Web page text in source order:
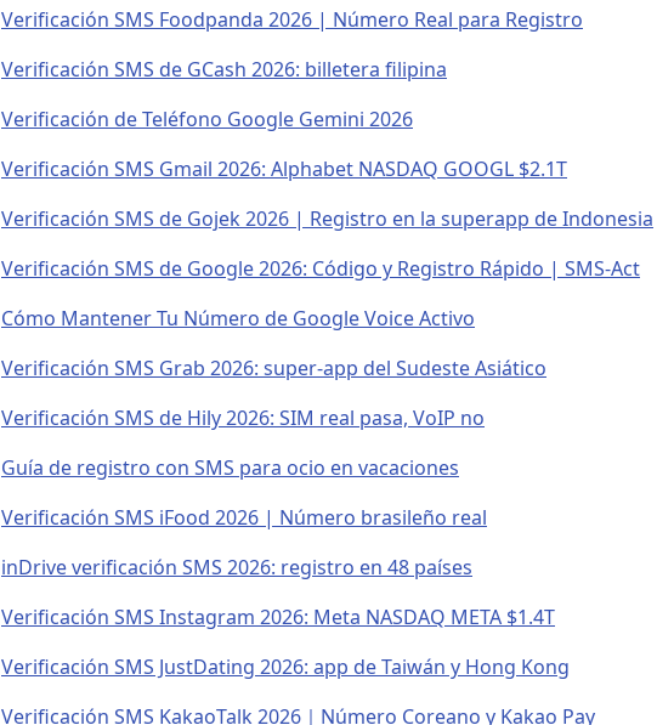
Verificación SMS Foodpanda 2026 | Número Real para Registro
Verificación SMS de GCash 2026: billetera filipina
Verificación de Teléfono Google Gemini 2026
Verificación SMS Gmail 2026: Alphabet NASDAQ GOOGL $2.1T
Verificación SMS de Gojek 2026 | Registro en la superapp de Indonesia
Verificación SMS de Google 2026: Código y Registro Rápido | SMS-Act
Cómo Mantener Tu Número de Google Voice Activo
Verificación SMS Grab 2026: super-app del Sudeste Asiático
Verificación SMS de Hily 2026: SIM real pasa, VoIP no
Guía de registro con SMS para ocio en vacaciones
Verificación SMS iFood 2026 | Número brasileño real
inDrive verificación SMS 2026: registro en 48 países
Verificación SMS Instagram 2026: Meta NASDAQ META $1.4T
Verificación SMS JustDating 2026: app de Taiwán y Hong Kong
Verificación SMS KakaoTalk 2026｜Número Coreano y Kakao Pay